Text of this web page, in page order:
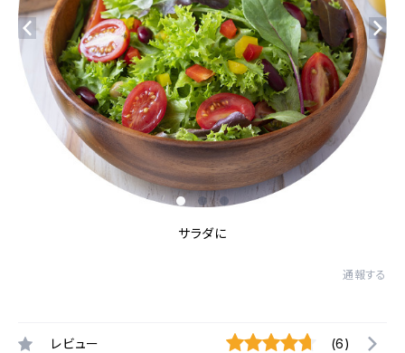
サラダに
通報する
レビュー (6)